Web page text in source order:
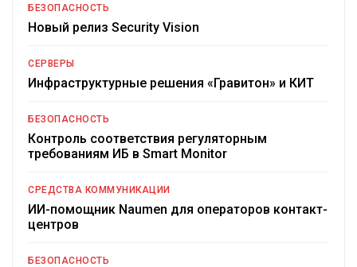
БЕЗОПАСНОСТЬ
Новый релиз Security Vision
СЕРВЕРЫ
Инфраструктурные решения «Гравитон» и КИТ
БЕЗОПАСНОСТЬ
Контроль соответствия регуляторным
требованиям ИБ в Smart Monitor
СРЕДСТВА КОММУНИКАЦИИ
ИИ-помощник Naumen для операторов контакт-
центров
БЕЗОПАСНОСТЬ